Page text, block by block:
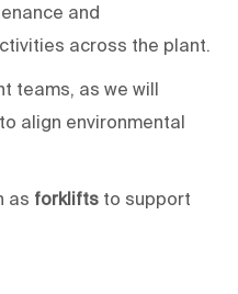
and
across the plant.
teams, as we will
align environmental
as forklifts to support